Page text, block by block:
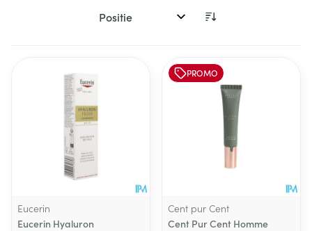
Sorteer op:
Eucerin
Eucerin Hyaluron
PROMO
Cent pur Cent
Cent Pur Cent Homme